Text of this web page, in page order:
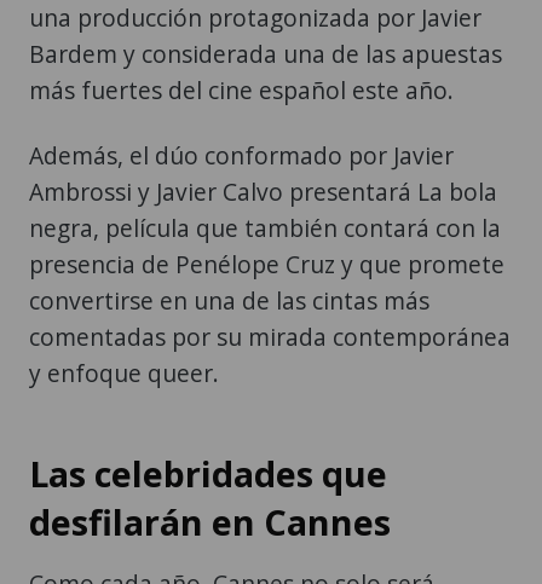
una producción protagonizada por Javier
Bardem y considerada una de las apuestas
más fuertes del cine español este año.
Además, el dúo conformado por Javier
Ambrossi y Javier Calvo presentará La bola
negra, película que también contará con la
presencia de Penélope Cruz y que promete
convertirse en una de las cintas más
comentadas por su mirada contemporánea
y enfoque queer.
Las celebridades que
desfilarán en Cannes